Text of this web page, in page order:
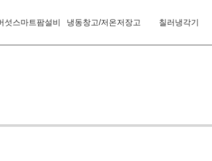
섯스마트팜설비 냉동창고/저온저장고 칠러냉각기